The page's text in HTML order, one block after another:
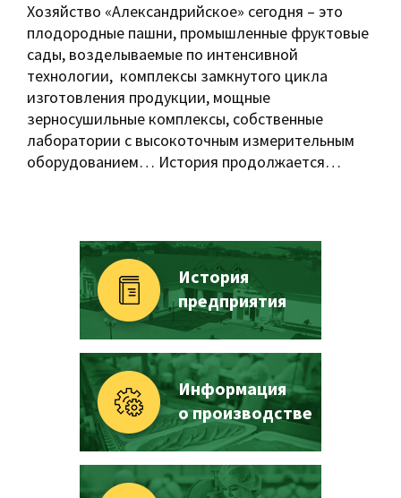
Хозяйство «Александрийское» сегодня – это
плодородные пашни, промышленные фруктовые
сады, возделываемые по интенсивной
технологии, комплексы замкнутого цикла
изготовления продукции, мощные
зерносушильные комплексы, собственные
лаборатории с высокоточным измерительным
оборудованием… История продолжается…
История
предприятия
Информация
о производстве